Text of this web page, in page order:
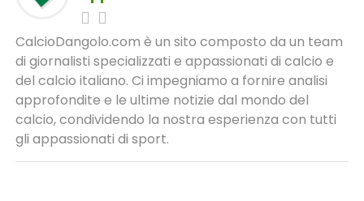
CalcioDangolo.com è un sito composto da un team
di giornalisti specializzati e appassionati di calcio e
del calcio italiano. Ci impegniamo a fornire analisi
approfondite e le ultime notizie dal mondo del
calcio, condividendo la nostra esperienza con tutti
gli appassionati di sport.